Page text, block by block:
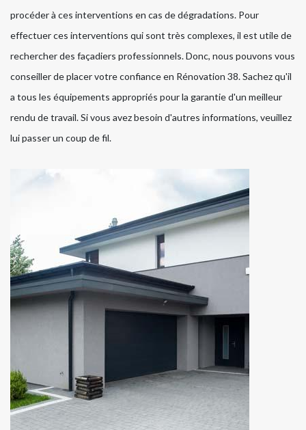
procéder à ces interventions en cas de dégradations. Pour
effectuer ces interventions qui sont très complexes, il est utile de
rechercher des façadiers professionnels. Donc, nous pouvons vous
conseiller de placer votre confiance en Rénovation 38. Sachez qu'il
a tous les équipements appropriés pour la garantie d'un meilleur
rendu de travail. Si vous avez besoin d'autres informations, veuillez
lui passer un coup de fil.